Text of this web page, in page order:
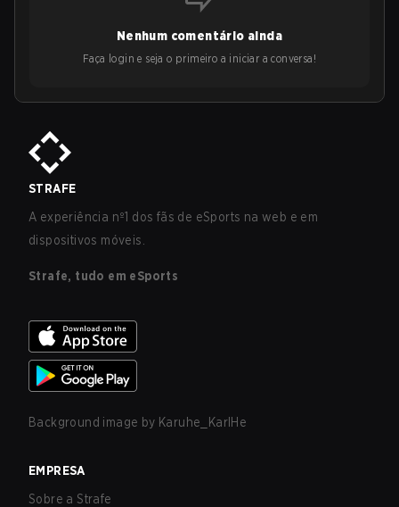
Nenhum comentário ainda
Faça login e seja o primeiro a iniciar a conversa!
STRAFE
A experiência nº1 dos fãs de eSports na web e em
dispositivos móveis.
Strafe, tudo em eSports
Background image by Karuhe_KarlHe
EMPRESA
Sobre a Strafe